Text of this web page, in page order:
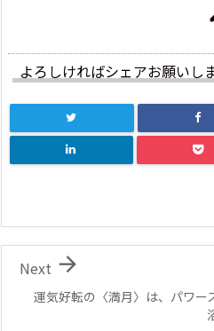
よろしければシェアお願いし
運気好転の〈満月〉は、パワー

Next